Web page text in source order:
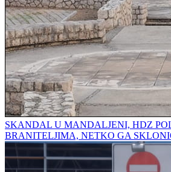
SKANDAL U MANDALJENI, HDZ
BRANITELJIMA, NETKO GA